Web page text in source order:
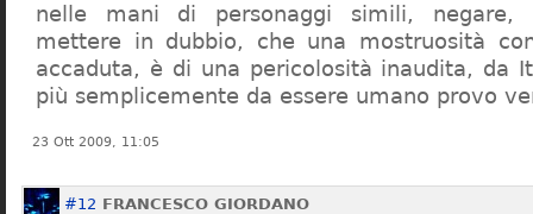
nelle mani di personaggi simili, negare,
mettere in dubbio, che una mostruosità
accaduta, è di una pericolosità inaudita, da
più semplicemente da essere umano provo
23 Ott 2009, 11:05
#12 FRANCESCO GIORDANO